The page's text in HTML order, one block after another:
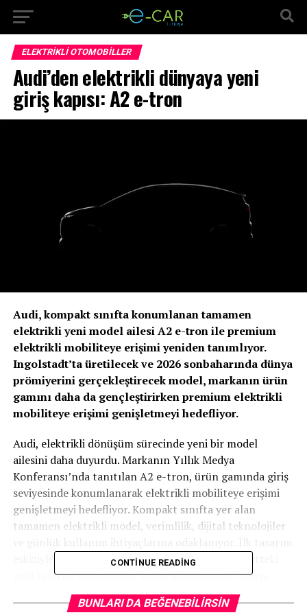
ELEKTRIKLI OTOMOBILLER
Audi’den elektrikli dünyaya yeni
giriş kapısı: A2 e-tron
Audi, kompakt sınıfta konumlanan tamamen
elektrikli yeni model ailesi A2 e-tron ile premium
elektrikli mobiliteye erişimi yeniden tanımlıyor.
Ingolstadt’ta üretilecek ve 2026 sonbaharında dünya
prömiyerini gerçekleştirecek model, markanın ürün
gamını daha da gençleştirirken premium elektrikli
mobiliteye erişimi genişletmeyi hedefliyor.
Audi, elektrikli dönüşüm sürecinde yeni bir model
ailesini daha duyurdu. Markanın Yıllık Medya
Konferansı’nda tanıtılan A2 e-tron, ürün gamında giriş
seviyesinde konumlanarak elektrikli mobiliteye erişimi
genişletmeyi hedefliyor. Kompakt sınıfta yer alan
tamamen elektrikli model, verimlilik, dijital teknolojiler
eskiziyle paylaşılan silüet ise Audi’nin bu segmentteki
yeni tasarım yaklaşımına ilişkin ilk ipuçlarını ortaya
CONTINUE READING
BUNLARI DA BEĞENEBILIRSIN